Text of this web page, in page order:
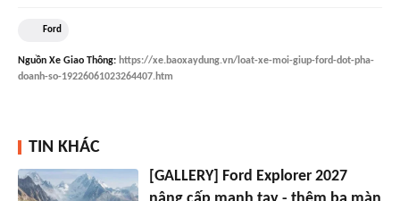
Ford
Nguồn Xe Giao Thông: https://xe.baoxaydung.vn/loat-xe-moi-giup-ford-dot-pha-
doanh-so-19226061023264407.htm
TIN KHÁC
[GALLERY] Ford Explorer 2027